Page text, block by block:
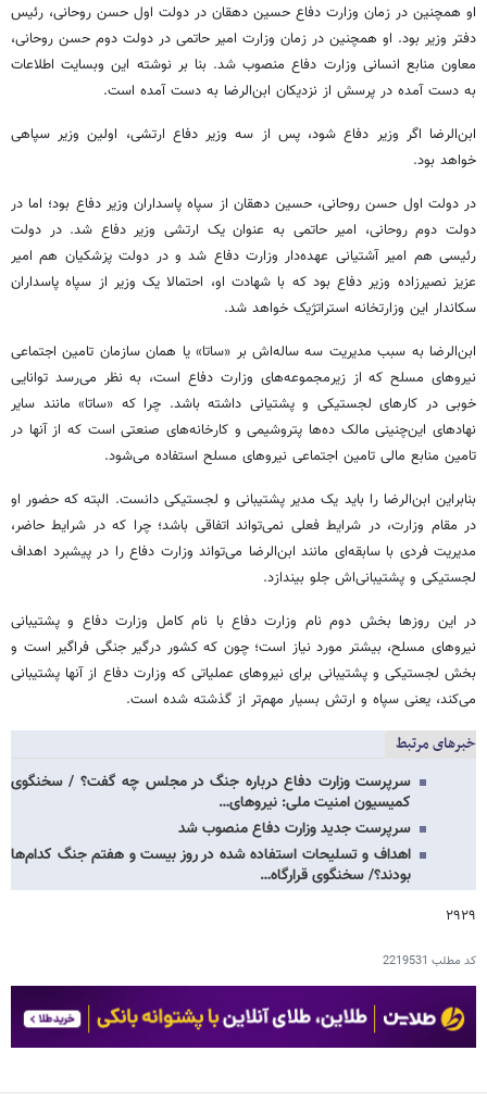
او همچنین در زمان وزارت دفاع حسین دهقان در دولت اول حسن روحانی، رئیس
دفتر وزیر بود. او همچنین در زمان وزارت امیر حاتمی در دولت دوم حسن روحانی،
معاون منابع انسانی وزارت دفاع منصوب شد. بنا بر نوشته این وبسایت اطلاعات
به دست آمده در پرسش از نزدیکان ابن‌الرضا به دست آمده است.
ابن‌الرضا اگر وزیر دفاع شود، پس از سه وزیر دفاع ارتشی، اولین وزیر سپاهی
خواهد بود.
در دولت اول حسن روحانی، حسین دهقان از سپاه پاسداران وزیر دفاع بود؛ اما در
دولت دوم روحانی، امیر حاتمی به عنوان یک ارتشی وزیر دفاع شد. در دولت
رئیسی هم امیر آشتیانی عهده‌دار وزارت دفاع شد و در دولت پزشکیان هم امیر
عزیز نصیرزاده وزیر دفاع بود که با شهادت او، احتمالا یک وزیر از سپاه پاسداران
سکاندار این وزارتخانه استراتژیک خواهد شد.
ابن‌الرضا به سبب مدیریت سه ساله‌اش بر «ساتا» یا همان سازمان تامین اجتماعی
نیروهای مسلح که از زیرمجموعه‌های ‌وزارت دفاع است، به نظر می‌رسد توانایی
خوبی در کارهای لجستیکی و پشتیانی داشته باشد. چرا که «ساتا» مانند سایر
نهادهای این‌چنینی مالک ده‌ها پتروشیمی و کارخانه‌های صنعتی است که از آنها در
تامین منابع مالی تامین اجتماعی نیروهای مسلح استفاده می‌شود.
بنابراین ابن‌الرضا را باید یک مدیر پشتیبانی و لجستیکی دانست. البته که حضور او
در مقام وزارت، در شرایط فعلی نمی‌تواند اتفاقی باشد؛ چرا که در شرایط حاضر،
مدیریت فردی با سابقه‌ای مانند ابن‌الرضا می‌تواند وزارت دفاع را در پیشبرد اهداف
لجستیکی و پشتیبانی‌اش جلو بیندازد.
در این روزها بخش‌ دوم نام وزارت دفاع با نام کامل وزارت دفاع و پشتیبانی
نیروهای مسلح، بیشتر مورد نیاز است؛ چون که کشور درگیر جنگی فراگیر است و
بخش لجستیکی و پشتیبانی برای نیروهای عملیاتی که وزارت دفاع از آنها پشتیبانی
می‌کند، یعنی سپاه و ارتش بسیار مهم‌تر از گذشته شده است.
خبرهای مرتبط
سرپرست وزارت دفاع درباره جنگ در مجلس چه گفت؟ / سخنگوی
کمیسیون امنیت ملی: نیروهای…
سرپرست جدید وزارت دفاع منصوب شد
اهداف و تسلیحات استفاده شده در روز بیست و هفتم جنگ کدام‌ها
بودند؟/ سخنگوی‌ قرارگاه‌…
۲۹۲۹
کد مطلب 2219531